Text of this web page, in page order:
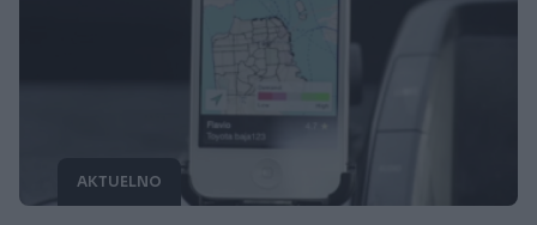
AKTUELNO